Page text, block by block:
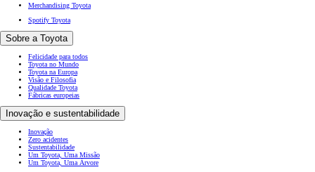
Merchandising Toyota
Spotify Toyota
Sobre a Toyota
Felicidade para todos
Toyota no Mundo
Toyota na Europa
Visão e Filosofia
Qualidade Toyota
Fábricas europeias
Inovação e sustentabilidade
Inovação
Zero acidentes
Sustentabilidade
Um Toyota, Uma Missão
Um Toyota, Uma Árvore